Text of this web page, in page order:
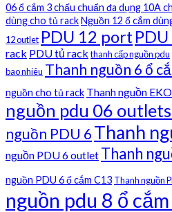
06 ổ cắm 3 chấu chuẩn đa dụng 10A
dùng cho tủ rackNguồn 12 ổ cắm
12 outlet PDU 12 port
rack PDU tủ rack thanh cấp nguồn pdu
bao nhiêu Thanh nguồn 6 ổ
nguồn cho tủ rack Thanh nguồn
nguồn pdu 06
nguồn PDU 6Thanh
nguồn PDU 6 outlet Thanh
nguồn PDU 6 ổ cắm C13 Thanh nguồn
nguồn pdu 8 ổ